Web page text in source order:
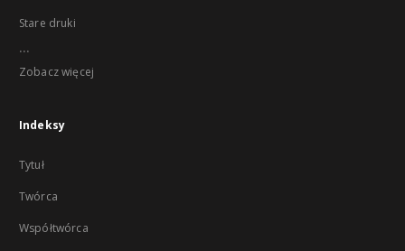
Stare druki
...
Zobacz więcej
Indeksy
Tytuł
Twórca
Współtwórca